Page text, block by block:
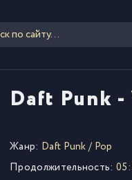
Daft Punk
Жанр: Daft Punk/ Pop
Продолжительность: